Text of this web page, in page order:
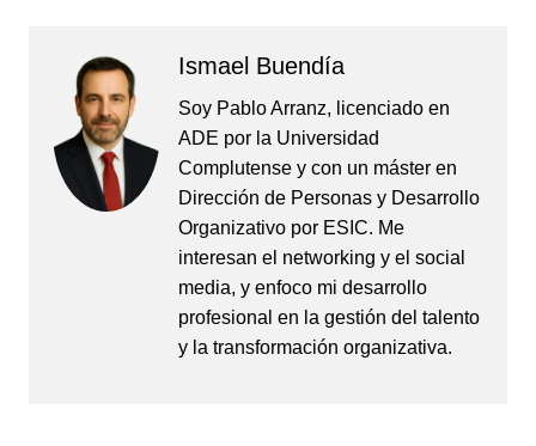
Ismael Buendía
Soy Pablo Arranz, licenciado en
ADE por la Universidad
Complutense y con un máster en
Dirección de Personas y Desarrollo
Organizativo por ESIC. Me
interesan el networking y el social
media, y enfoco mi desarrollo
profesional en la gestión del talento
y la transformación organizativa.